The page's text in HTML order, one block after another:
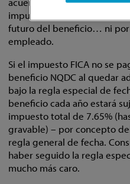
impuesto FICA nunca se va
futuro del beneficio… ni
empleado.
Si el impuesto FICA no se
beneficio NQDC al quedar
bajo la regla especial de
beneficio cada año estará
impuesto total de 7.65%
gravable) – por concepto
regla general de fecha.
haber seguido la regla
mucho más caro.